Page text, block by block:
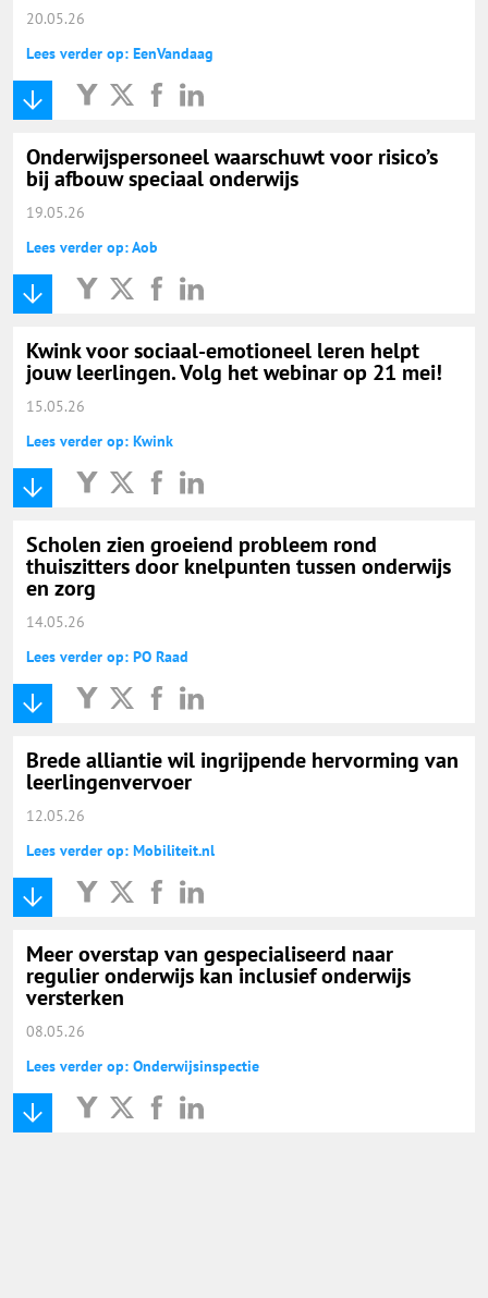
20.05.26
Lees verder op: EenVandaag
Onderwijspersoneel waarschuwt voor risico’s
bij afbouw speciaal onderwijs
19.05.26
Lees verder op: Aob
Kwink voor sociaal-emotioneel leren helpt
jouw leerlingen. Volg het webinar op 21 mei!
15.05.26
Lees verder op: Kwink
Scholen zien groeiend probleem rond
thuiszitters door knelpunten tussen onderwijs
en zorg
14.05.26
Lees verder op: PO Raad
Brede alliantie wil ingrijpende hervorming van
leerlingenvervoer
12.05.26
Lees verder op: Mobiliteit.nl
Meer overstap van gespecialiseerd naar
regulier onderwijs kan inclusief onderwijs
versterken
08.05.26
Lees verder op: Onderwijsinspectie